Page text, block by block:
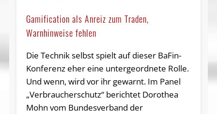
Gamification als Anreiz zum Traden,
Warnhinweise fehlen
Die Technik selbst spielt auf dieser BaFin-
Konferenz eher eine untergeordnete Rolle.
Und wenn, wird vor ihr gewarnt. Im Panel
„Verbraucherschutz“ berichtet Dorothea
Mohn vom Bundesverband der